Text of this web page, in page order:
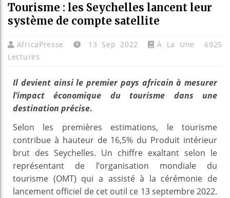
Tourisme : les Seychelles lancent leur
système de compte satellite
AfricaPresse 13 Sep 2022 À La Une
6925
Lectures
Il devient ainsi le premier pays africain à mesurer
l’impact économique du tourisme dans une
destination précise.
Selon les premières estimations, le tourisme
contribue à hauteur de 16,5% du Produit intérieur
brut des Seychelles. Un chiffre exaltant selon le
représentant de l’organisation mondiale du
tourisme (OMT) qui a assisté à la cérémonie de
lancement officiel de cet outil ce 13 septembre 2022.